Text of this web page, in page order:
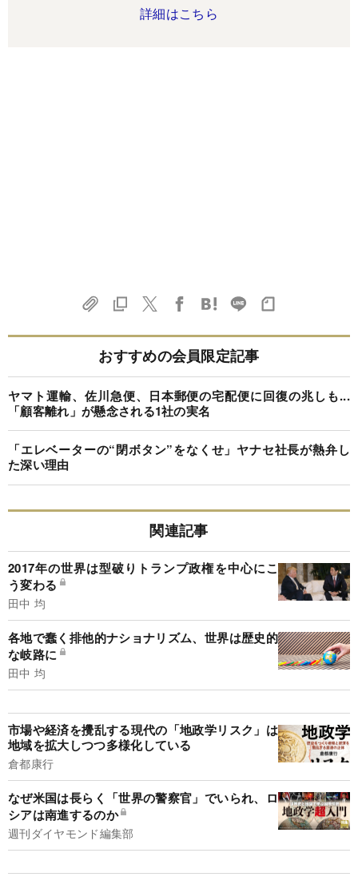
詳細はこちら
おすすめの会員限定記事
ヤマト運輸、佐川急便、日本郵便の宅配便に回復の兆しも...
「顧客離れ」が懸念される1社の実名
「エレベーターの“閉ボタン”をなくせ」ヤナセ社長が熱弁し
た深い理由
関連記事
2017年の世界は型破りトランプ政権を中心にこ
う変わる
田中 均
各地で蠢く排他的ナショナリズム、世界は歴史的
な岐路に
田中 均
市場や経済を攪乱する現代の「地政学リスク」は
地域を拡大しつつ多様化している
倉都康行
なぜ米国は長らく「世界の警察官」でいられ、ロ
シアは南進するのか
週刊ダイヤモンド編集部